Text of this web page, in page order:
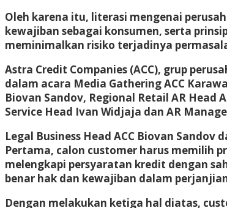
Oleh karena itu, literasi mengenai
kewajiban sebagai konsumen, serta
meminimalkan risiko terjadinya
Astra Credit Companies (ACC), grup
dalam acara Media Gathering ACC
Biovan Sandov, Regional Retail AR Head
Service Head Ivan Widjaja dan AR
Legal Business Head ACC Biovan
Pertama, calon customer harus memilih
melengkapi persyaratan kredit dengan
benar hak dan kewajiban dalam
Dengan melakukan ketiga hal diatas,